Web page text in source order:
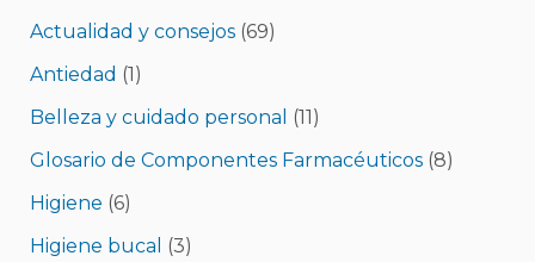
Actualidad y consejos(69)
Antiedad (1)
Belleza y cuidado personal (11)
Glosario de Componentes Farmacéuticos(8)
Higiene (6)
Higiene bucal (3)